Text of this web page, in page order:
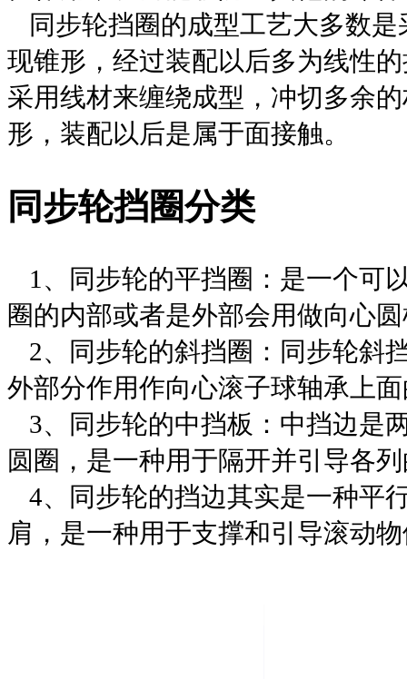
同步轮挡圈的成型工艺大多数
现锥形，经过装配以后多为线性
采用线材来缠绕成型，冲切多余
形，装配以后是属于面接触。
同步轮挡圈分类
1 、 同步轮的平挡圈：是一个可
圈的内部或者是外部会用做向心
2、 同步轮的斜挡圈： 同步轮斜
外部分作用作向心滚子球轴承上
3、 同步轮的中挡板：中挡边是
圆圈，是一种用于隔开并引导各
4、 同步轮的挡边其实是一种平
肩，是一种用于支撑和引导滚动